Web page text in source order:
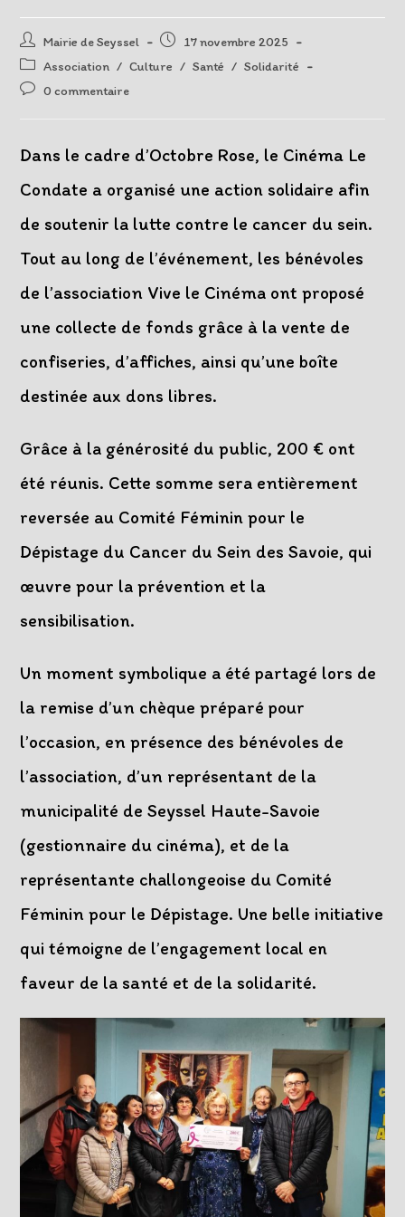
Auteur/autrice
de
la
publication :
Mairie de Seyssel
Post
published:
17 novembre 2025
Post
category:
Association / Culture / Santé / Solidarité
Post0 commentaire
Dans le cadre d’Octobre Rose, le Cinéma Le
Condate a organisé une action solidaire afin
de soutenir la lutte contre le cancer du sein.
Tout au long de l’événement, les bénévoles
de l’association Vive le Cinéma ont proposé
une collecte de fonds grâce à la vente de
confiseries, d’affiches, ainsi qu’une boîte
destinée aux dons libres.
Grâce à la générosité du public, 200 € ont
été réunis. Cette somme sera entièrement
reversée au Comité Féminin pour le
Dépistage du Cancer du Sein des Savoie, qui
œuvre pour la prévention et la
sensibilisation.
Un moment symbolique a été partagé lors de
la remise d’un chèque préparé pour
l’occasion, en présence des bénévoles de
l’association, d’un représentant de la
municipalité de Seyssel Haute-Savoie
(gestionnaire du cinéma), et de la
représentante challongeoise du Comité
Féminin pour le Dépistage. Une belle initiative
qui témoigne de l’engagement local en
faveur de la santé et de la solidarité.